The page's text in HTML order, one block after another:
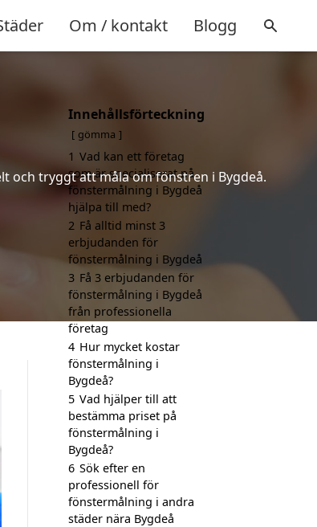
Om / kontakt Blogg
och tryggt att måla om fönstren i Bygdeå.
Innehållsförteckning
gömma
1 Vad kan ett företag
som är specialiserat på
fönstermålning i Bygdeå
hjälpa till med?
2 Få alltid minst 3
erbjudanden för
fönstermålning i Bygdeå
3 Få 3 erbjudanden för
fönstermålning i Bygdeå
från professionella
företag
4 Hur mycket kostar
fönstermålning i
Bygdeå?
5 Vad hjälper till att
bestämma priset på
fönstermålning i
Bygdeå?
6 Sök efter en
professionell för
fönstermålning i andra
städer nära Bygdeå